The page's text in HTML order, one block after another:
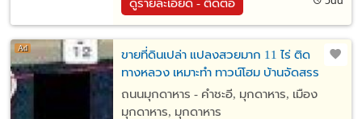
ดูรายละเอียด - ติดต่อ
ขายที่ดินเปล่า แปลงสวยมาก 11 ไร่ ติด
ทางหลวง เหมาะทำ ทาวน์โฮม บ้านจัดสรร
ถนนมุกดาหาร - คำชะอี, มุกดาหาร, เมือง
มุกดาหาร, มุกดาหาร